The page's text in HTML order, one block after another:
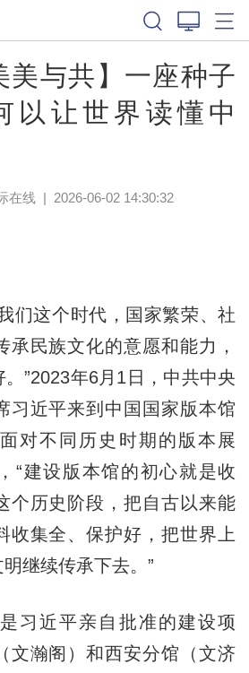
美与共】一座种子
以让世界读懂中
在线| 2026-06-02 14:30:32
这个时代，国家繁荣、社
承民族文化的意愿和能力，
”2023年6月1日，中共中央
习近平来到中国国家版本馆
对不同历史时期的版本展
“建设版本馆的初心就是收
个历史阶段，把自古以来能
收集全、保护好，把世界上
继续传承下去。”
近平亲自批准的建设项
文瀚阁）和西安分馆（文济